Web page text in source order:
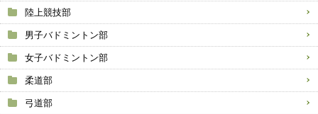
陸上競技部
男子バドミントン部
女子バドミントン部
柔道部
弓道部